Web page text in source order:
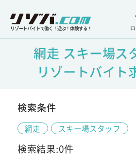
リゾートバイトで働く！遊ぶ！体験する！
網走 スキー場ス
リゾートバイト
検索条件
網走 スキー場スタッフ
検索結果:0件